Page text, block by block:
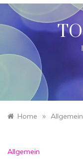
Skip
content
Home » Allgemein
Allgemein